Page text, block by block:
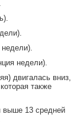
недели).
двигалась вниз,
также
выше 13 средней